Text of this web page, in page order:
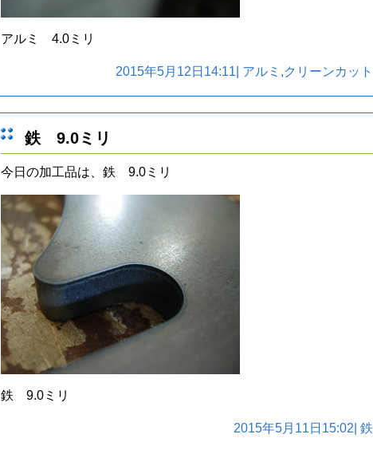
アルミ 4.0ミリ
2015年5月12日14:11| アルミ ,クリーンカット
鉄 9.0ミリ
今日の加工品は、鉄 9.0ミリ
鉄 9.0ミリ
2015年5月11日15:02| 鉄